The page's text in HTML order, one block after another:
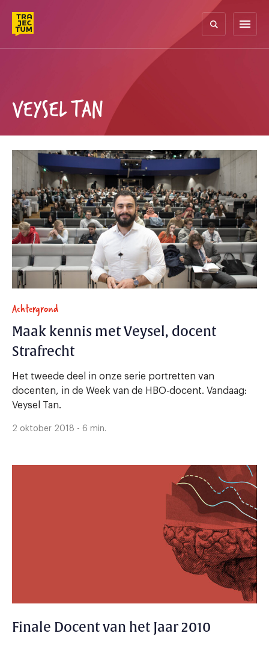
content
menu
VEYSEL TAN
Achtergrond
Maak kennis met Veysel, docent
Strafrecht
Het tweede deel in onze serie portretten van
docenten, in de Week van de HBO-docent. Vandaag:
Veysel Tan.
2 oktober 2018 - 6 min.
Finale Docent van het Jaar 2010